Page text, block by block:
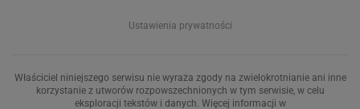
Ustawienia prywatności
Właściciel niniejszego serwisu nie wyraża zgody na zwielokrotnianie ani inne
korzystanie z utworów rozpowszechnionych w tym serwisie, w celu
eksploracji tekstów i danych. Więcej informacji w